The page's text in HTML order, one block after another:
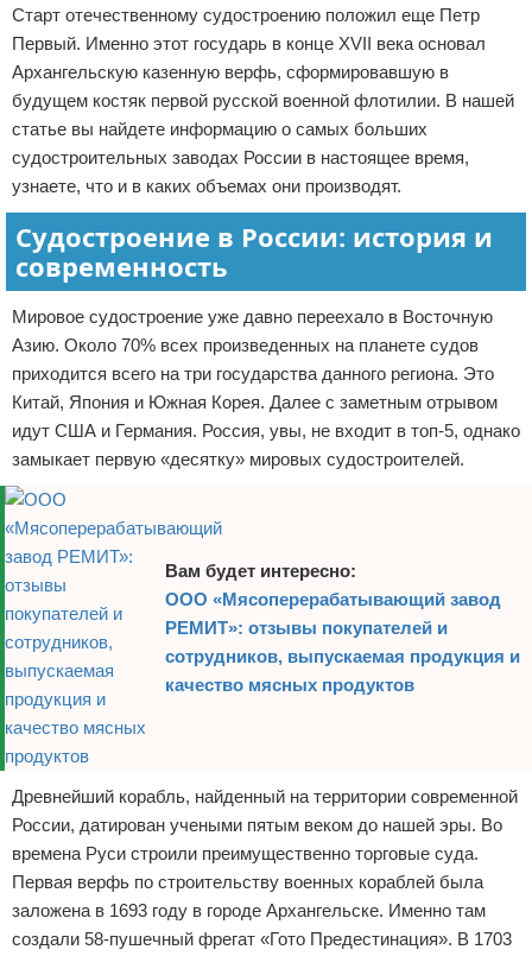
Финансы
Условия предоставления информации
Отказ от ответственности
Старт отечественному судостроению положил еще Петр
Первый. Именно этот государь в конце XVII века основал
Архангельскую казенную верфь, сформировавшую в
будущем костяк первой русской военной флотилии. В нашей
статье вы найдете информацию о самых больших
судостроительных заводах России в настоящее время,
узнаете, что и в каких объемах они производят.
Судостроение в России: история и
современность
Мировое судостроение уже давно переехало в Восточную
Азию. Около 70% всех произведенных на планете судов
приходится всего на три государства данного региона. Это
Китай, Япония и Южная Корея. Далее с заметным отрывом
идут США и Германия. Россия, увы, не входит в топ-5, однако
замыкает первую «десятку» мировых судостроителей.
Вам будет интересно:
ООО «Мясоперерабатывающий завод
РЕМИТ»: отзывы покупателей и
сотрудников, выпускаемая продукция и
качество мясных продуктов
Древнейший корабль, найденный на территории современной
России, датирован учеными пятым веком до нашей эры. Во
времена Руси строили преимущественно торговые суда.
Первая верфь по строительству военных кораблей была
заложена в 1693 году в городе Архангельске. Именно там
создали 58-пушечный фрегат «Гото Предестинация». В 1703